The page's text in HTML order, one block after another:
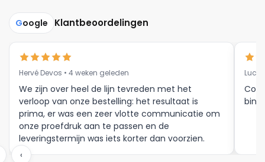
Deze
optie
kan
gekozen
worden
op
de
productpagina
productpagina
Google Klantbeoordelingen
Hervé Devos • 4 weken geleden
We zijn over heel de lijn tevreden met het
verloop van onze bestelling: het resultaat is
prima, er was een zeer vlotte communicatie om
onze proefdruk aan te passen en de
leveringstermijn was iets korter dan voorzien.
Meer moet dat niet zijn.
Luc
‹